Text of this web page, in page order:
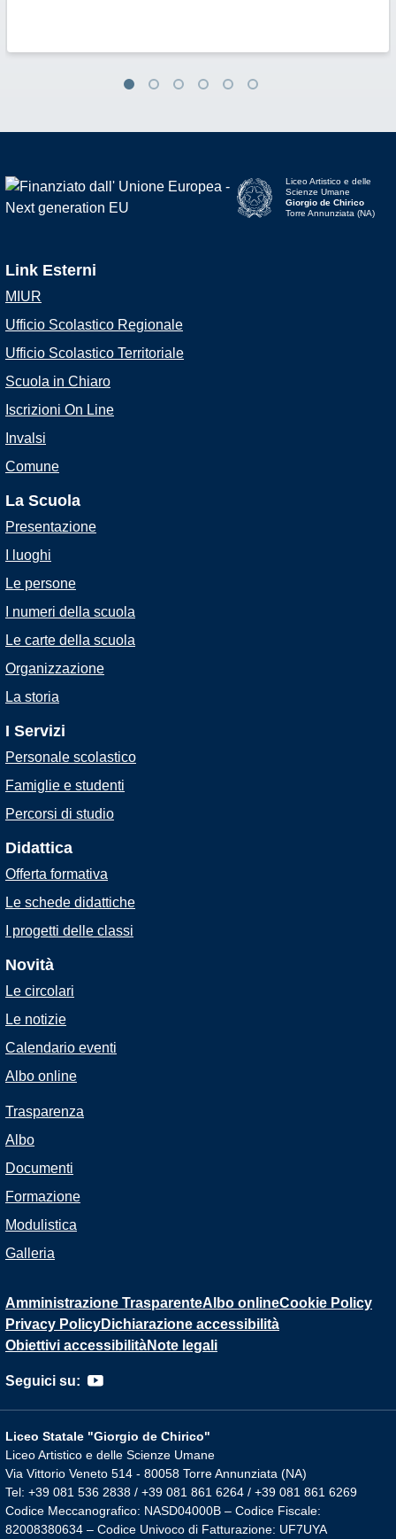
Liceo Artistico e delle
Scienze Umane
Giorgio de Chirico
Torre Annunziata (NA)
Link Esterni
MIUR
Ufficio Scolastico Regionale
Ufficio Scolastico Territoriale
Scuola in Chiaro
Iscrizioni On Line
Invalsi
Comune
La Scuola
Presentazione
I luoghi
Le persone
I numeri della scuola
Le carte della scuola
Organizzazione
La storia
I Servizi
Personale scolastico
Famiglie e studenti
Percorsi di studio
Didattica
Offerta formativa
Le schede didattiche
I progetti delle classi
Novità
Le circolari
Le notizie
Calendario eventi
Albo online
Trasparenza
Albo
Documenti
Formazione
Modulistica
Galleria
Amministrazione TrasparenteAlbo onlineCookie Policy
Privacy PolicyDichiarazione accessibilità
Obiettivi accessibilitàNote legali
Seguici su:
Liceo Statale "Giorgio de Chirico"
Liceo Artistico e delle Scienze Umane
Via Vittorio Veneto 514 - 80058 Torre Annunziata (NA)
Tel: +39 081 536 2838 / +39 081 861 6264 / +39 081 861 6269
Codice Meccanografico: NASD04000B – Codice Fiscale:
82008380634 – Codice Univoco di Fatturazione: UF7UYA